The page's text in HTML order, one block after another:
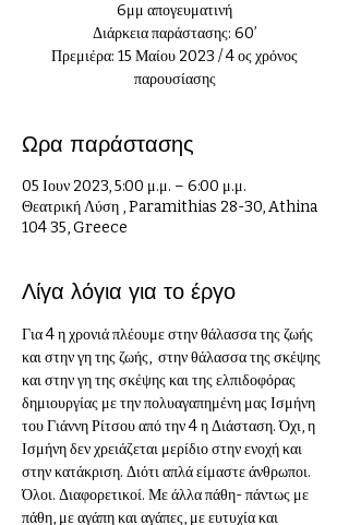
6μμ απογευματινή
Διάρκεια παράστασης: 60’
Πρεμιέρα: 15 Μαίου 2023 / 4 ος χρόνος
παρουσίασης
Ωρα παράστασης
05 Ιουν 2023, 5:00 μ.μ. – 6:00 μ.μ.
Θεατρική Λύση , Paramithias 28-30, Athina
104 35, Greece
Λίγα λόγια για το έργο
Για 4 η χρονιά πλέουμε στην θάλασσα της ζωής
και στην γη της ζωής,  στην θάλασσα της σκέψης
και στην γη της σκέψης και της ελπιδοφόρας
δημιουργίας με την πολυαγαπημένη μας Ισμήνη
του Γιάννη Ρίτσου από την 4 η Διάσταση. Όχι, η
Ισμήνη δεν χρειάζεται μερίδιο στην ενοχή και
στην κατάκριση. Διότι απλά είμαστε άνθρωποι.
Όλοι. Διαφορετικοί. Με άλλα πάθη- πάντως με
πάθη, με αγάπη και αγάπες, με ευτυχία και